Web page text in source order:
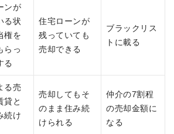
ンが
る状
権を
らっ
る
住宅ローンが
残っていても
売却できる
ブラックリス
トに載る
る売
貸と
続け
売却してもそ
のまま住み続
けられる
仲介の7割程
の売却金額に
なる